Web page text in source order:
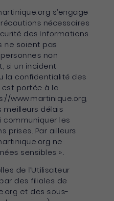
s’engage
nécessaires
des Informations
ne soient pas
non
si un incident
la confidentialité des
portée à la
www.martinique.org,
délais
communiquer les
prises. Par ailleurs
ne
sensibles ».
de l’Utilisateur
des filiales de
et des sous-